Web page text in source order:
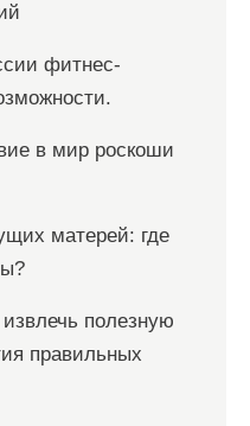
фитнес-
в мир роскоши
матерей: где
полезную
правильных